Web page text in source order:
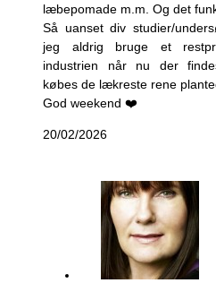
læbepomade m.m. Og det
Så uanset div studier/
jeg aldrig bruge et
industrien når nu der
købes de lækreste rene
God weekend ❤️
20/02/2026